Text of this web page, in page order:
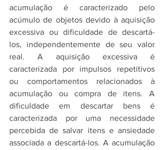
acumulação é caracterizado pelo
acúmulo de objetos devido à aquisição
excessiva ou dificuldade de descartá-
los, independentemente de seu valor
real. A aquisição excessiva é
caracterizada por impulsos repetitivos
ou comportamentos relacionados à
acumulação ou compra de itens. A
dificuldade em descartar bens é
caracterizada por uma necessidade
percebida de salvar itens e ansiedade
associada a descartá-los. A acumulação